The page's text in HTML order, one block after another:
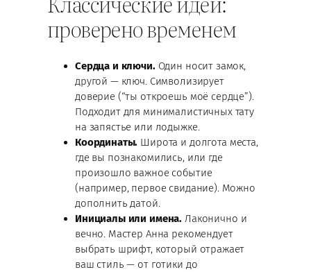
проверено временем
Сердца и ключи.Один носит замок,
другой — ключ. Символизирует
доверие (“ты откроешь моё сердце”).
Подходит для минималистичных тату
на запястье или лодыжке.
Координаты. Широта и долгота места,
где вы познакомились, или где
произошло важное событие
(например, первое свидание). Можно
дополнить датой.
Инициалы или имена. Лаконично и
вечно. Мастер Анна рекомендует
выбрать шрифт, который отражает
ваш стиль — от готики до